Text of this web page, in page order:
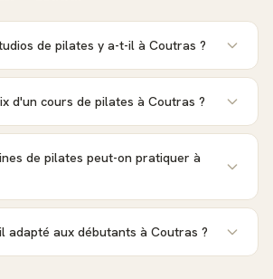
de pilates y a-t-il à Coutras ?
d'un cours de pilates à Coutras ?
de pilates peut-on pratiquer à
adapté aux débutants à Coutras ?